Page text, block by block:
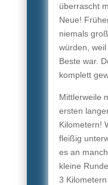
überrascht
Neue!
niemals
würden,
Beste war.
komplett
Mittlerweile
ersten
Kilometern!
fleißig
es an
kleine
3